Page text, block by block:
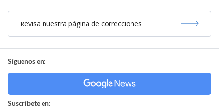
Revisa nuestra página de correcciones
Síguenos en:
Suscríbete en: